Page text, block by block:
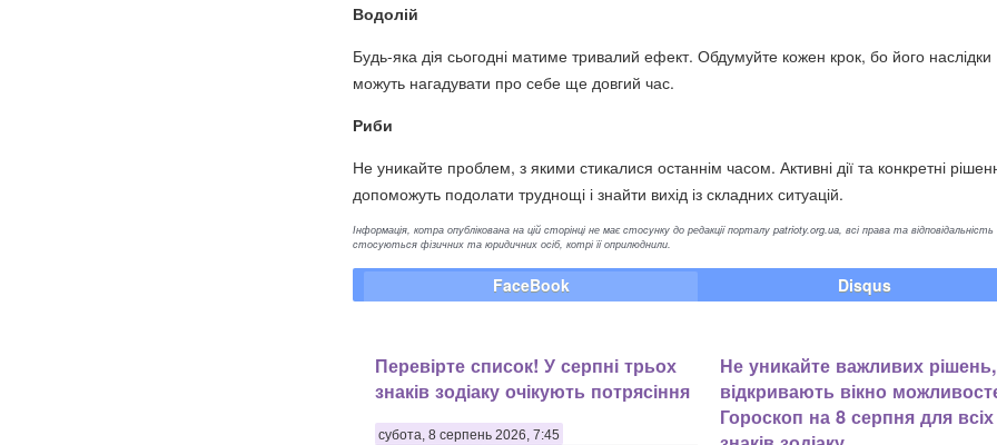
Водолій
Будь-яка дія сьогодні матиме тривалий ефект. Обдумуйте кожен крок, бо його наслідки
можуть нагадувати про себе ще довгий час.
Риби
Не уникайте проблем, з якими стикалися останнім часом. Активні дії та конкретні
допоможуть подолати труднощі і знайти вихід із складних ситуацій.
Інформація, котра опублікована на цій сторінці не має стосунку до редакції порталу patrioty.org.ua, всі права та відповідальність
стосуються фізичних та юридичних осіб, котрі її оприлюднили.
FaceBook Disqus
Перевірте список! У серпні трьох
знаків зодіаку очікують потрясіння
субота, 8 серпень 2026, 7:45
Не уникайте важливих
відкривають вікно
Гороскоп на 8 серпня для всіх